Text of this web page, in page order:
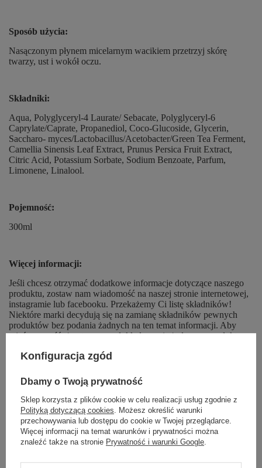
Sposób użycia:
Nasączonym płynem micelarnym wacikiem przetrzyj skórę
twarzy, ust i wokół oczu.
Składniki:
Aqua, Polyglyceryl-4 Laurate/ Sebacate, Polyglyceryl-6
Caprylate/Caprate, Propanediol, Coco-Glucoside, Glycerin,
Saccharo- myces/Lactobacillus/Acetobacter/Green Tea Ferment,
Camellia Sinensis Leaf Extract, Prunus Persica Fruit Extract,
Citric Acid, Potassium Sorbate, Sodium Benzoate, Parfum,
Limonene, Linalool.
Pojemność:
300ml
Więcej informacji:
Jeśli chcesz otrzymać dodatkowe informacje dotyczące naszego
produktu, zostaw nam wiadomość na naszej stronie internetowej,
instagramie lub facebooku. Przekażemy Ci listę składników!
Niektóre marki decydują się na zamianę składników pewnych
produktów bez podania żadnych na ten temat informacji. Aby
mieć pewność, że otrzymasz dokładny opis żądanego produktu,
suplementu.
Konfiguracja zgód
Dbamy o Twoją prywatność
Sklep korzysta z plików cookie w celu realizacji usług zgodnie z
Polityką dotyczącą cookies. Możesz określić warunki
przechowywania lub dostępu do cookie w Twojej przeglądarce.
Więcej informacji na temat warunków i prywatności można
znaleźć także na stronie Prywatność i warunki Google.